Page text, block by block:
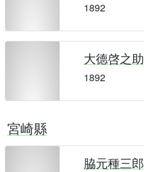
1892
大德啓之助
1892
宮崎縣
脇元種三郎